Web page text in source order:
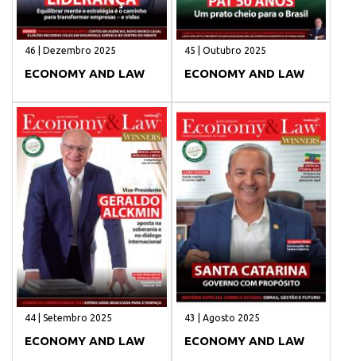
46 | Dezembro 2025
ECONOMY AND LAW
45 | Outubro 2025
ECONOMY AND LAW
44 | Setembro 2025
ECONOMY AND LAW
43 | Agosto 2025
ECONOMY AND LAW